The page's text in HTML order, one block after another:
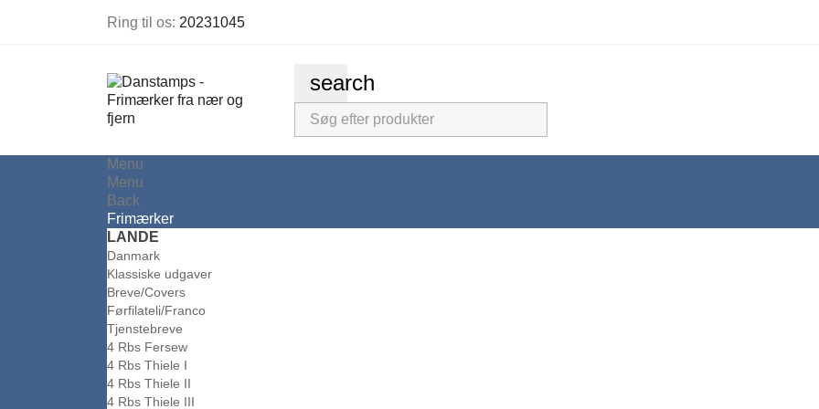
Ring til os: 20231045
search
Menu
Menu
Back
Frimærker
LANDE
Danmark
Klassiske udgaver
Breve/Covers
Førfilateli/Franco
Tjenstebreve
4 Rbs Fersew
4 Rbs Thiele I
4 Rbs Thiele II
4 Rbs Thiele III